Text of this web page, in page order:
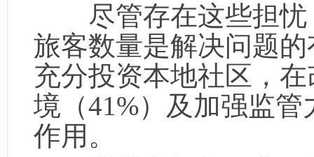
尽管存在这些担忧
旅客数量是解决问题
充分投资本地社区，
境（41%）及加强监
作用。